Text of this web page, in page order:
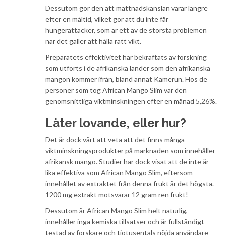
Dessutom gör den att mättnadskänslan varar längre
efter en måltid, vilket gör att du inte får
hungerattacker, som är ett av de största problemen
när det gäller att hålla rätt vikt.
Preparatets effektivitet har bekräftats av forskning
som utförts i de afrikanska länder som den afrikanska
mangon kommer ifrån, bland annat Kamerun. Hos de
personer som tog African Mango Slim var den
genomsnittliga viktminskningen efter en månad 5,26%.
Låter lovande, eller hur?
Det är dock värt att veta att det finns många
viktminskningsprodukter på marknaden som innehåller
afrikansk mango. Studier har dock visat att de inte är
lika effektiva som African Mango Slim, eftersom
innehållet av extraktet från denna frukt är det högsta.
1200 mg extrakt motsvarar 12 gram ren frukt!
Dessutom är African Mango Slim helt naturlig,
innehåller inga kemiska tillsatser och är fullständigt
testad av forskare och tiotusentals nöjda användare